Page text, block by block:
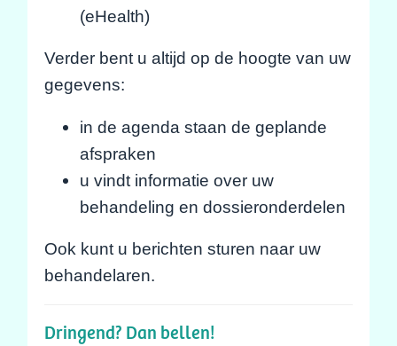
(eHealth)
Verder bent u altijd op de hoogte van uw
gegevens:
in de agenda staan de geplande
afspraken
u vindt informatie over uw
behandeling en dossieronderdelen
Ook kunt u berichten sturen naar uw
behandelaren.
Dringend? Dan bellen!